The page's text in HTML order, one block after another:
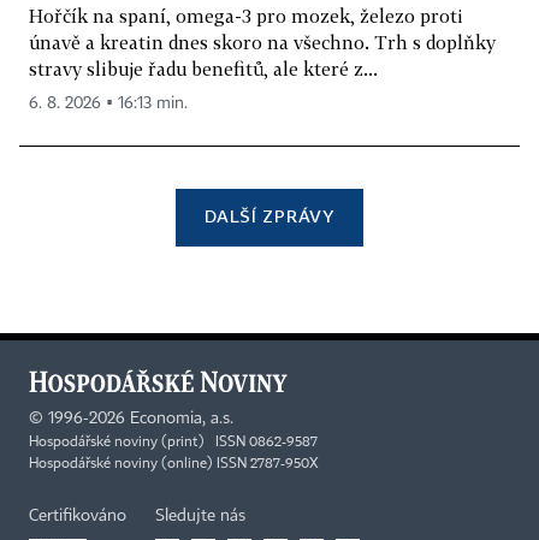
Hořčík na spaní, omega-3 pro mozek, železo proti
únavě a kreatin dnes skoro na všechno. Trh s doplňky
stravy slibuje řadu benefitů, ale které z...
6. 8. 2026 ▪ 16:13 min.
DALŠÍ ZPRÁVY
© 1996-2026 Economia, a.s.
Hospodářské noviny (print) ISSN 0862-9587
Hospodářské noviny (online) ISSN 2787-950X
Certifikováno Sledujte nás